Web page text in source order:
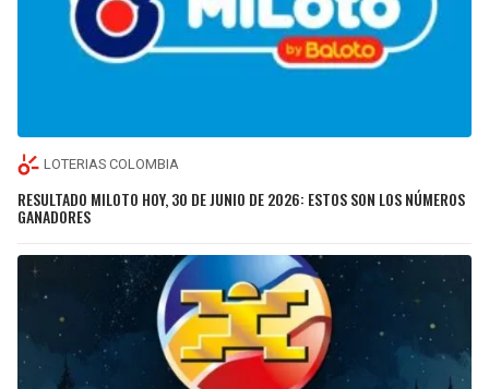
LOTERIAS COLOMBIA
RESULTADO MILOTO HOY, 30 DE JUNIO DE 2026: ESTOS SON LOS NÚMEROS
GANADORES